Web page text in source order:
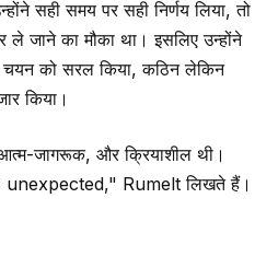
सही समय पर सही निर्णय लिया, तो
जाने का मौका था। इसलिए उन्होंने
चयन को सरल किया, कठिन लेकिन
किया।
जागरूक, और क्रियाशील थी।
Rumelt लिखते हैं।